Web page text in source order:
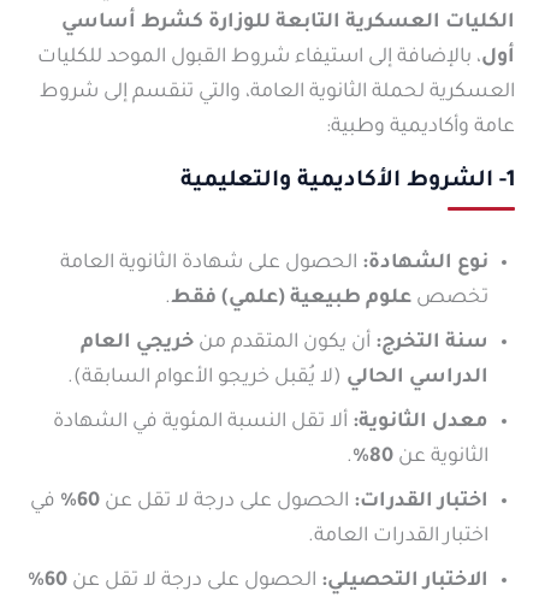
الكليات العسكرية التابعة للوزارة كشرط أساسي
أول، بالإضافة إلى استيفاء شروط القبول الموحد للكليات
العسكرية لحملة الثانوية العامة، والتي تنقسم إلى شروط
عامة وأكاديمية وطبية:
1- الشروط الأكاديمية والتعليمية
نوع الشهادة: الحصول على شهادة الثانوية العامة
تخصص علوم طبيعية (علمي) فقط.
سنة التخرج: أن يكون المتقدم من خريجي العام
الدراسي الحالي (لا يُقبل خريجو الأعوام السابقة).
معدل الثانوية: ألا تقل النسبة المئوية في الشهادة
الثانوية عن 80%
.
اختبار القدرات: الحصول على درجة لا تقل عن 60%
في
اختبار القدرات العامة.
الاختبار التحصيلي: الحصول على درجة لا تقل عن 60%